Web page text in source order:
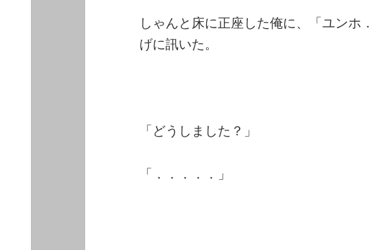
しゃんと床に正座した俺に、「ユンホ
げに訊いた。
「どうしました？」
「．．．．．」